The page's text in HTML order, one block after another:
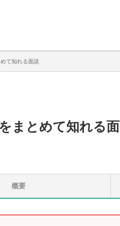
て知れる面談
まとめて知れる面
概要